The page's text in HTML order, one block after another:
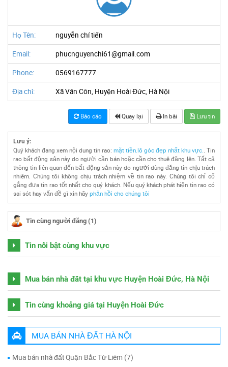
Họ Tên: nguyễn chí tiến
Email: phucnguyenchi61@gmail.com
Phone: 0569167777
Địa chỉ: Xã Vân Côn, Huyện Hoài Đức, Hà Nội
Báo cáo Quay lại In bài Lưu tin
Lưu ý:
Quý khách đang xem nội dung tin rao: mặt tiền.lô góc đẹp nhất khu vực. . Tin
rao bất động sản này do người cần bán hoặc cần cho thuê đăng lên. Tất cả
thông tin liên quan đến bất động sản này do người dùng đăng tin chịu trách
nhiêm. Chúng tôi không chịu trách nhiệm về tin rao này. Chúng tôi chỉ cố
gắng đưa tin rao tốt nhất cho quý khách. Nếu quý khách phát hiện tin rao có
sai sót hay vấn đề gì xin hãy phản hồi cho chúng tôi
Tin cùng người đăng (1)
Tin nổi bật cùng khu vực
Mua bán nhà đất tại khu vực Huyện Hoài Đức, Hà Nội
Tin cùng khoảng giá tại Huyện Hoài Đức
MUA BÁN NHÀ ĐẤT HÀ NỘI
Mua bán nhà đất Quận Bắc Từ Liêm (7)